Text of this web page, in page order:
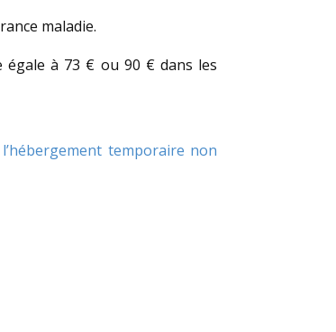
maladie.
à 73 € ou 90 € dans les
temporaire non